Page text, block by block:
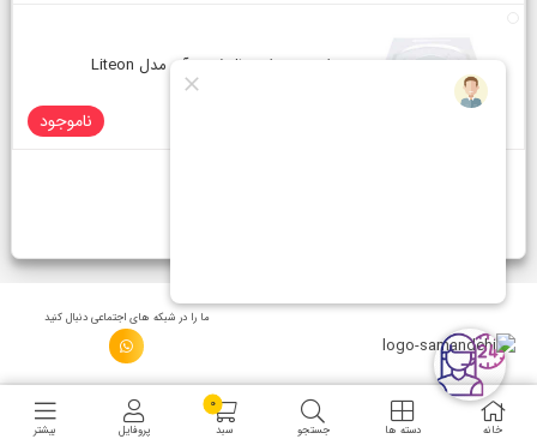
درایو نوری اینترنال لایت آن مدل Liteon
ناموجود
خانه دسته ها جستجو
0
سبد پروفایل بیشتر
ما را در شبكه های اجتماعی دنبال کنید